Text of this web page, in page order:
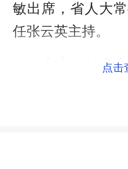
敏出席，省人大
任张云英主持。
会上，19名全
代表踊跃发言，
点击